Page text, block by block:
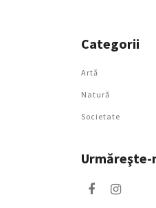
Categorii
Artǎ
Natură
Societate
Urmăreşte-